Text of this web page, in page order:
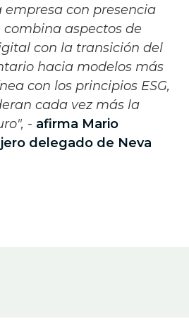
empresa con presencia
aspectos de
con la transición del
hacia modelos más
con los principios ESG,
cada vez más la
- afirma Mario
delegado de Neva